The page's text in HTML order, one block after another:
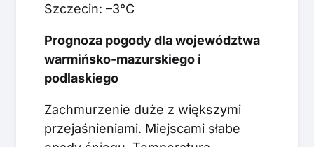
Szczecin: –3°C
Prognoza pogody dla województwa
warmińsko-mazurskiego i
podlaskiego
Zachmurzenie duże z większymi
przejaśnieniami. Miejscami słabe